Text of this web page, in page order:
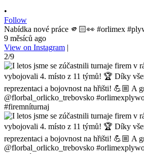
•
Follow
Nabídka nové práce 🫵🏻👀 #orlimex
9 měsíců ago
View on Instagram |
2/9